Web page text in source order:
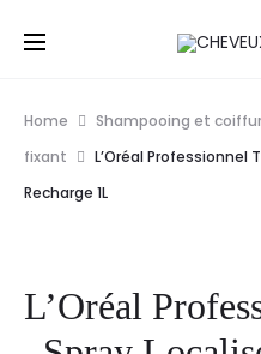
Home Shampooing et
fixant
L’Oréal Professionnel
Recharge 1L
L’Oréal